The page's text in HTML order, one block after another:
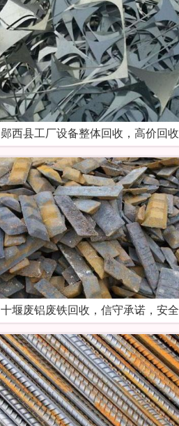
郧西县工厂设备整体回收，高价回收
十堰废铝废铁回收，信守承诺，安全